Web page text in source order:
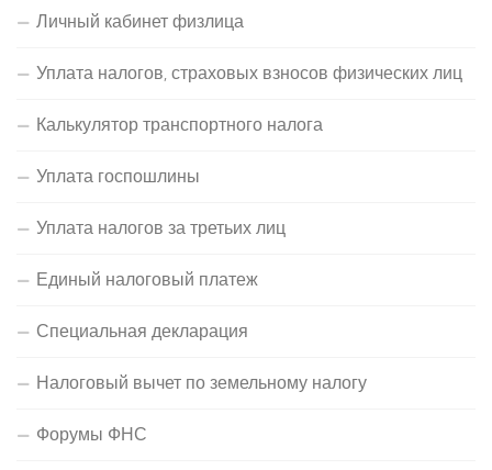
Личный кабинет физлица
Уплата налогов, страховых взносов физических лиц
Калькулятор транспортного налога
Уплата госпошлины
Уплата налогов за третьих лиц
Единый налоговый платеж
Специальная декларация
Налоговый вычет по земельному налогу
Форумы ФНС